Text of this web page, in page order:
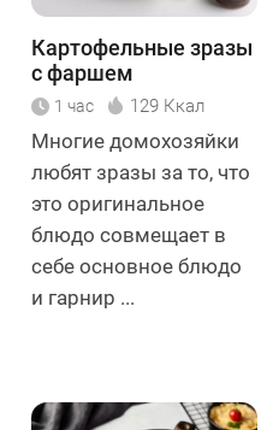
Картофельные зразы
с фаршем
1 час 129 Ккал
Многие домохозяйки
любят зразы за то, что
это оригинальное
блюдо совмещает в
себе основное блюдо
и гарнир ...